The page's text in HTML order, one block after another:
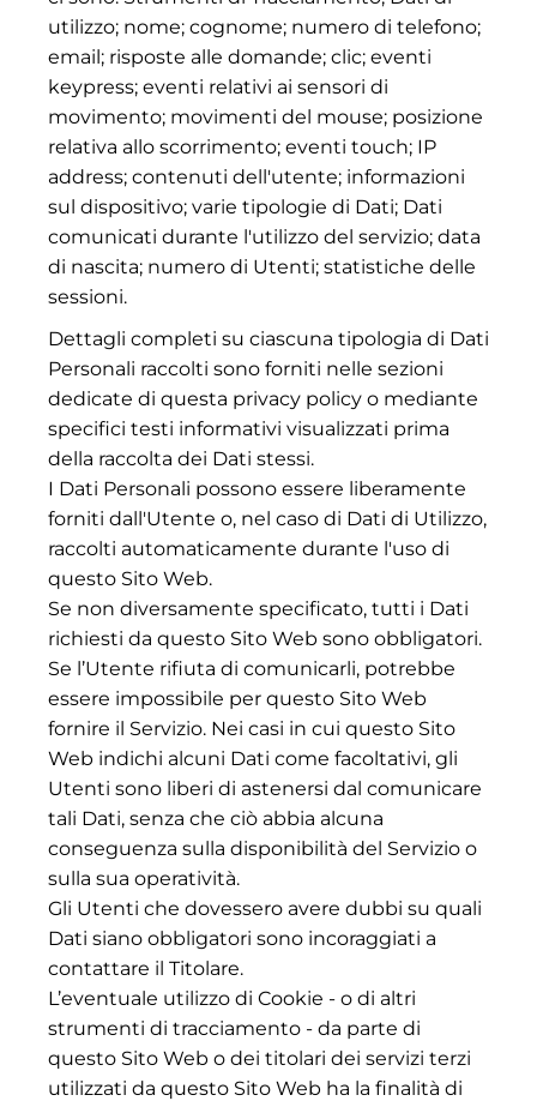
utilizzo; nome; cognome; numero di telefono;
email; risposte alle domande; clic; eventi
keypress; eventi relativi ai sensori di
movimento; movimenti del mouse; posizione
relativa allo scorrimento; eventi touch; IP
address; contenuti dell'utente; informazioni
sul dispositivo; varie tipologie di Dati; Dati
comunicati durante l'utilizzo del servizio; data
di nascita; numero di Utenti; statistiche delle
sessioni.
Dettagli completi su ciascuna tipologia di Dati
Personali raccolti sono forniti nelle sezioni
dedicate di questa privacy policy o mediante
specifici testi informativi visualizzati prima
della raccolta dei Dati stessi.
I Dati Personali possono essere liberamente
forniti dall'Utente o, nel caso di Dati di Utilizzo,
raccolti automaticamente durante l'uso di
questo Sito Web.
Se non diversamente specificato, tutti i Dati
richiesti da questo Sito Web sono obbligatori.
Se l’Utente rifiuta di comunicarli, potrebbe
essere impossibile per questo Sito Web
fornire il Servizio. Nei casi in cui questo Sito
Web indichi alcuni Dati come facoltativi, gli
Utenti sono liberi di astenersi dal comunicare
tali Dati, senza che ciò abbia alcuna
conseguenza sulla disponibilità del Servizio o
sulla sua operatività.
Gli Utenti che dovessero avere dubbi su quali
Dati siano obbligatori sono incoraggiati a
contattare il Titolare.
L’eventuale utilizzo di Cookie - o di altri
strumenti di tracciamento - da parte di
questo Sito Web o dei titolari dei servizi terzi
utilizzati da questo Sito Web ha la finalità di